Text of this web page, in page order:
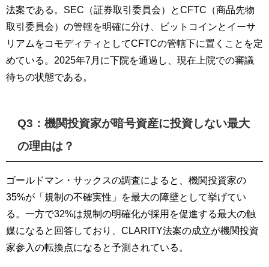
法案である。SEC（証券取引委員会）とCFTC（商品先物
取引委員会）の管轄を明確に分け、ビットコインとイーサ
リアムをコモディティとしてCFTCの管轄下に置くことを定
めている。2025年7月に下院を通過し、現在上院での審議
待ちの状態である。
Q3：機関投資家が暗号資産に投資しない最大
の理由は？
ゴールドマン・サックスの調査によると、機関投資家の
35%が「規制の不確実性」を最大の障壁として挙げてい
る。一方で32%は規制の明確化が採用を促進する最大の触
媒になると回答しており、CLARITY法案の成立が機関投資
家参入の転換点になると予測されている。